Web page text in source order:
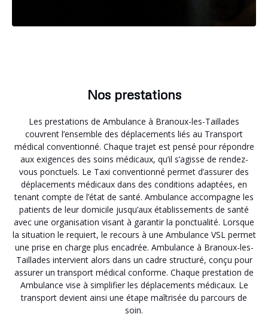
Nos prestations
Les prestations de Ambulance à Branoux-les-Taillades
couvrent l’ensemble des déplacements liés au Transport
médical conventionné. Chaque trajet est pensé pour répondre
aux exigences des soins médicaux, qu’il s’agisse de rendez-
vous ponctuels. Le Taxi conventionné permet d’assurer des
déplacements médicaux dans des conditions adaptées, en
tenant compte de l’état de santé. Ambulance accompagne les
patients de leur domicile jusqu’aux établissements de santé
avec une organisation visant à garantir la ponctualité. Lorsque
la situation le requiert, le recours à une Ambulance VSL permet
une prise en charge plus encadrée. Ambulance à Branoux-les-
Taillades intervient alors dans un cadre structuré, conçu pour
assurer un transport médical conforme. Chaque prestation de
Ambulance vise à simplifier les déplacements médicaux. Le
transport devient ainsi une étape maîtrisée du parcours de
soin.